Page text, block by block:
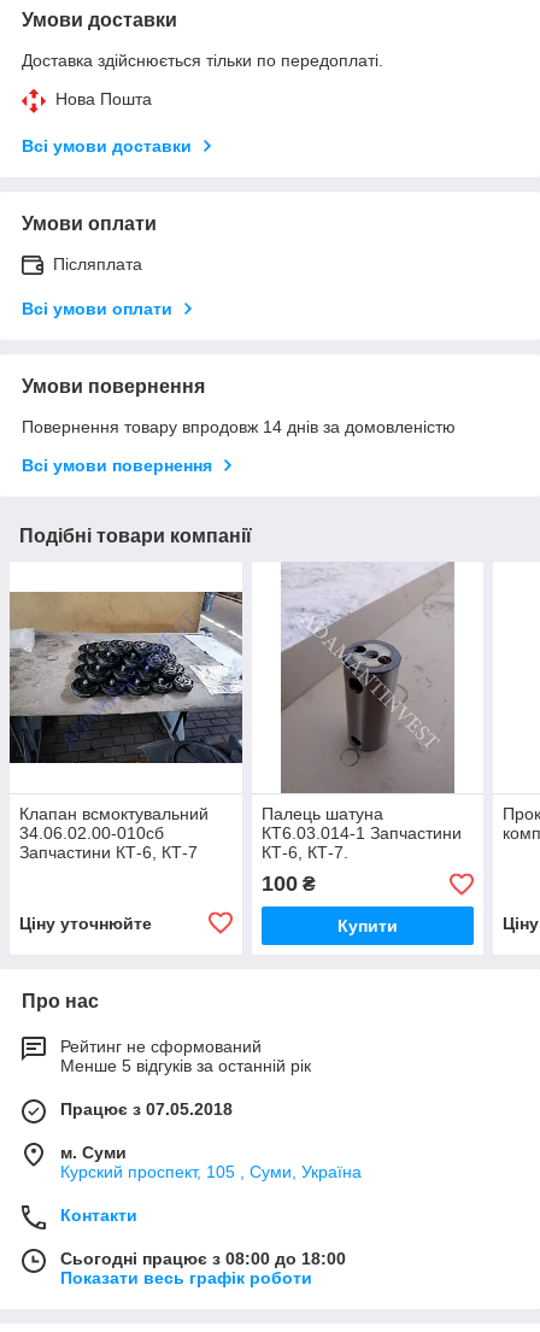
Умови доставки
Доставка здійснюється тільки по передоплаті.
Нова Пошта
Всі умови доставки
Умови оплати
Післяплата
Всі умови оплати
Умови повернення
Повернення товару впродовж 14 днів за домовленістю
Всі умови повернення
Подібні товари компанії
Клапан всмоктувальний
34.06.02.00-010сб
Запчастини КТ-6, КТ-7
Ціну уточнюйте
Палець шатуна
КТ6.03.014-1 Запчастини
КТ-6, КТ-7.
100₴
Купити
Про нас
Рейтинг не сформований
Менше 5 відгуків за останній рік
Працює з 07.05.2018
м. Суми
Курский проспект, 105 , Суми, Україна
Контакти
Сьогодні працює з 08:00 до 18:00
Показати весь графік роботи